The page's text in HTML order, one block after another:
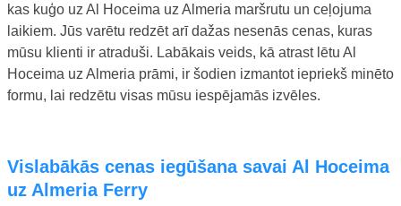
kas kuģo uz Al Hoceima uz Almeria maršrutu un ceļojuma
laikiem. Jūs varētu redzēt arī dažas nesenās cenas, kuras
mūsu klienti ir atraduši. Labākais veids, kā atrast lētu Al
Hoceima uz Almeria prāmi, ir šodien izmantot iepriekš minēto
formu, lai redzētu visas mūsu iespējamās izvēles.
Vislabākās cenas iegūšana savai Al Hoceima
uz Almeria Ferry